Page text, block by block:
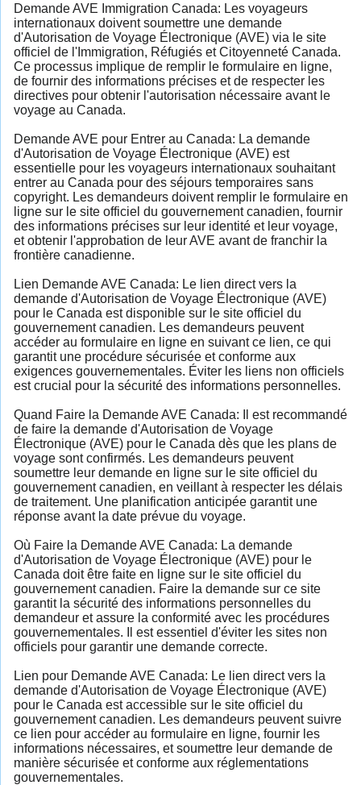
Demande AVE Immigration Canada: Les voyageurs
internationaux doivent soumettre une demande
d'Autorisation de Voyage Électronique (AVE) via le site
officiel de l'Immigration, Réfugiés et Citoyenneté Canada.
Ce processus implique de remplir le formulaire en ligne,
de fournir des informations précises et de respecter les
directives pour obtenir l'autorisation nécessaire avant le
voyage au Canada.
Demande AVE pour Entrer au Canada: La demande
d'Autorisation de Voyage Électronique (AVE) est
essentielle pour les voyageurs internationaux souhaitant
entrer au Canada pour des séjours temporaires sans
copyright. Les demandeurs doivent remplir le formulaire en
ligne sur le site officiel du gouvernement canadien, fournir
des informations précises sur leur identité et leur voyage,
et obtenir l'approbation de leur AVE avant de franchir la
frontière canadienne.
Lien Demande AVE Canada: Le lien direct vers la
demande d'Autorisation de Voyage Électronique (AVE)
pour le Canada est disponible sur le site officiel du
gouvernement canadien. Les demandeurs peuvent
accéder au formulaire en ligne en suivant ce lien, ce qui
garantit une procédure sécurisée et conforme aux
exigences gouvernementales. Éviter les liens non officiels
est crucial pour la sécurité des informations personnelles.
Quand Faire la Demande AVE Canada: Il est recommandé
de faire la demande d'Autorisation de Voyage
Électronique (AVE) pour le Canada dès que les plans de
voyage sont confirmés. Les demandeurs peuvent
soumettre leur demande en ligne sur le site officiel du
gouvernement canadien, en veillant à respecter les délais
de traitement. Une planification anticipée garantit une
réponse avant la date prévue du voyage.
Où Faire la Demande AVE Canada: La demande
d'Autorisation de Voyage Électronique (AVE) pour le
Canada doit être faite en ligne sur le site officiel du
gouvernement canadien. Faire la demande sur ce site
garantit la sécurité des informations personnelles du
demandeur et assure la conformité avec les procédures
gouvernementales. Il est essentiel d'éviter les sites non
officiels pour garantir une demande correcte.
Lien pour Demande AVE Canada: Le lien direct vers la
demande d'Autorisation de Voyage Électronique (AVE)
pour le Canada est accessible sur le site officiel du
gouvernement canadien. Les demandeurs peuvent suivre
ce lien pour accéder au formulaire en ligne, fournir les
informations nécessaires, et soumettre leur demande de
manière sécurisée et conforme aux réglementations
gouvernementales.